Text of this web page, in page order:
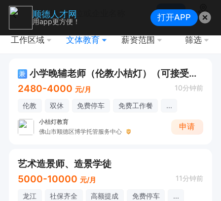
搜索
地图
工作区域 文体教育 薪资范围 筛选
兼
小学晚辅老师（伦教小桔灯）（可接受应届生+免费工作餐+节日慰问）
2480-4000 元/月 10分钟前
伦教 双休 免费停车 免费工作餐 ...
小桔灯教育
佛山市顺德区博学托管服务中心
申请
艺术造景师、造景学徒
5000-10000 元/月 11分钟前
龙江 社保齐全 高额提成 免费停车 ...
顺德人才网
用app更方便！ 打开APP